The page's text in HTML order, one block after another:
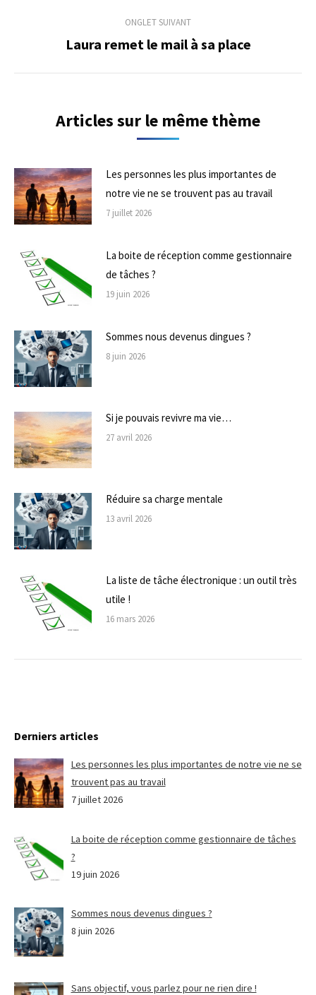
commentaireONGLET SUIVANT
Onglet
Laura remet le mail à sa place
Articles sur le même thème
Les personnes les plus importantes de
notre vie ne se trouvent pas au travail
7 juillet 2026
La boite de réception comme gestionnaire
de tâches ?
19 juin 2026
Sommes nous devenus dingues ?
8 juin 2026
Si je pouvais revivre ma vie…
27 avril 2026
Réduire sa charge mentale
13 avril 2026
La liste de tâche électronique : un outil très
utile !
16 mars 2026
Derniers articles
Les personnes les plus importantes de notre vie ne se
trouvent pas au travail
7 juillet 2026
La boite de réception comme gestionnaire de tâches
?
19 juin 2026
Sommes nous devenus dingues ?
8 juin 2026
Sans objectif, vous parlez pour ne rien dire !